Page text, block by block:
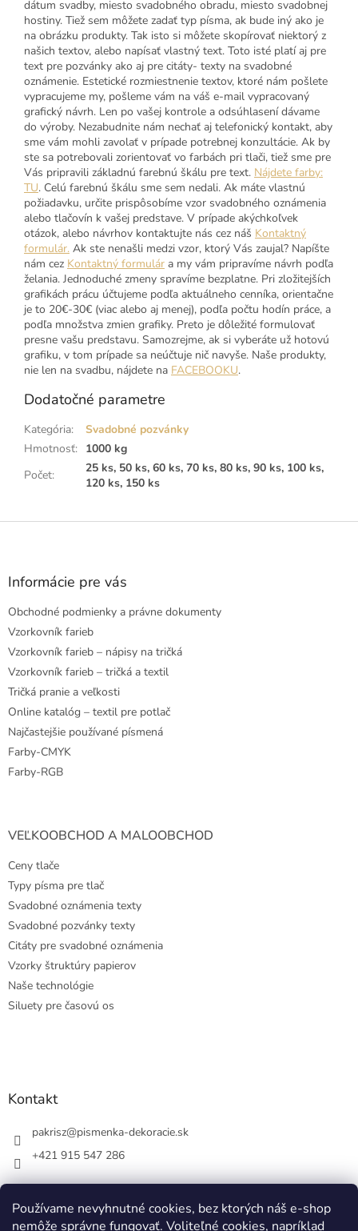
Používame nevyhnutné cookies, bez ktorých náš e-shop
nemôže správne fungovať. Voliteľné cookies, napríklad
dátum svadby, miesto svadobného obradu, miesto svadobnej
hostiny. Tiež sem môžete zadať typ písma, ak bude iný ako je
na obrázku produkty. Tak isto si môžete skopírovať niektorý z
našich textov, alebo napísať vlastný text. Toto isté platí aj pre
text pre pozvánky ako aj pre citáty- texty na svadobné
oznámenie. Estetické rozmiestnenie textov, ktoré nám pošlete
vypracujeme my, pošleme vám na váš e-mail vypracovaný
grafický návrh. Len po vašej kontrole a odsúhlasení dávame
do výroby. Nezabudnite nám nechať aj telefonický kontakt, aby
sme vám mohli zavolať v prípade potrebnej konzultácie. Ak by
ste sa potrebovali zorientovať vo farbách pri tlači, tiež sme pre
Vás pripravili základnú farebnú škálu pre text. Nájdete farby:
TU. Celú farebnú škálu sme sem nedali. Ak máte vlastnú
požiadavku, určite prispôsobíme vzor svadobného oznámenia
alebo tlačovín k vašej predstave. V prípade akýchkoľvek
otázok, alebo návrhov kontaktujte nás cez náš Kontaktný
formulár. Ak ste nenašli medzi vzor, ktorý Vás zaujal? Napíšte
nám cez Kontaktný formulár a my vám pripravíme návrh podľa
želania. Jednoduché zmeny spravíme bezplatne. Pri zložitejších
grafikách prácu účtujeme podľa aktuálneho cenníka, orientačne
je to 20€-30€ (viac alebo aj menej), podľa počtu hodín práce, a
podľa množstva zmien grafiky. Preto je dôležité formulovať
presne vašu predstavu. Samozrejme, ak si vyberáte už hotovú
grafiku, v tom prípade sa neúčtuje nič navyše. Naše produkty,
nie len na svadbu, nájdete na FACEBOOKU.
Dodatočné parametre
Kategória:
Svadobné pozvánky
Hmotnosť: 1000 kg
Počet:
25 ks, 50 ks, 60 ks, 70 ks, 80 ks, 90 ks, 100 ks,
120 ks, 150 ks
Z
Informácie pre vás
Obchodné podmienky a právne dokumenty
Vzorkovník farieb
Vzorkovník farieb – nápisy na tričká
Vzorkovník farieb – tričká a textil
Tričká pranie a veľkosti
Online katalóg – textil pre potlač
Najčastejšie používané písmená
Farby-CMYK
Farby-RGB
VEĽKOOBCHOD A MALOOBCHOD
Ceny tlače
Typy písma pre tlač
Svadobné oznámenia texty
Svadobné pozvánky texty
Citáty pre svadobné oznámenia
Vzorky štruktúry papierov
Naše technológie
Siluety pre časovú os
Kontakt
pakrisz@pismenka-dekoracie.sk
+421 915 547 286